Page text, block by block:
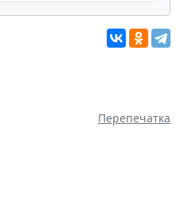
Перепечатка